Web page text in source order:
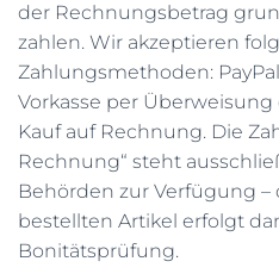
der Rechnungsbetrag
zahlen. Wir akzeptieren
Zahlungsmethoden:
Vorkasse per
Kauf auf Rechnung. Die
Rechnung“ steht
Behörden zur Verfügung –
bestellten Artikel erfolgt
Bonitätsprüfung.